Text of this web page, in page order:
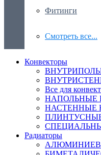
Фитинги
Смотреть все...
Конвекторы
Все для
НАПОЛЬНЫЕ
НАСТЕННЫЕ
Радиаторы